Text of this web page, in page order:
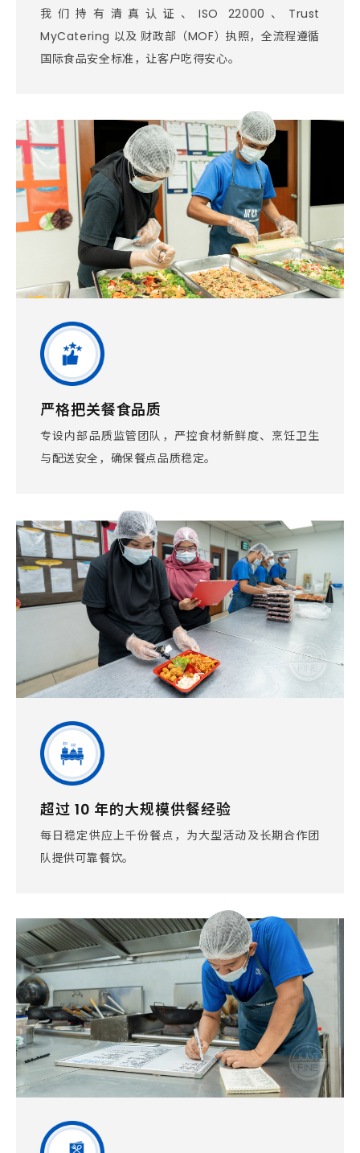
我们持有清真认证、ISO 22000、Trust
MyCatering 以及 财政部（MOF）执照，全流程遵循
国际食品安全标准，让客户吃得安心。
严格把关餐食品质
专设内部品质监管团队，严控食材新鲜度、烹饪卫生
与配送安全，确保餐点品质稳定。
超过 10 年的大规模供餐经验
每日稳定供应上千份餐点，为大型活动及长期合作团
队提供可靠餐饮。